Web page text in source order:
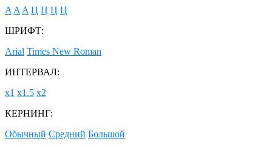
A A A Ц Ц Ц Ц
ШРИФТ:
Arial Times New Roman
ИНТЕРВАЛ:
х1 х1.5 х2
КЕРНИНГ:
Обычный Средний Большой